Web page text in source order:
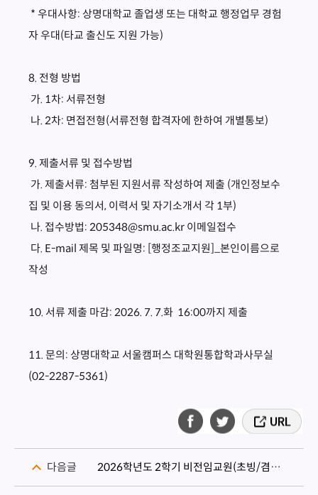
* 우대사항: 상명대학교 졸업생 또는 대학교 행정업무 경험
자 우대(타교 출신도 지원 가능)
8. 전형 방법
가. 1차: 서류전형
나. 2차: 면접전형(서류전형 합격자에 한하여 개별통보)
9. 제출서류 및 접수방법
가. 제출서류: 첨부된 지원서류 작성하여 제출 (개인정보수
집 및 이용 동의서, 이력서 및 자기소개서 각 1부)
나. 접수방법: 205348@smu.ac.kr 이메일접수
다. E-mail 제목 및 파일명: [행정조교지원]_본인이름으로
작성
10. 서류 제출 마감: 2026. 7. 7.화 16:00까지 제출
11. 문의: 상명대학교 서울캠퍼스 대학원통합학과사무실
(02-2287-5361)
다음글 2026학년도 2학기 비전임교원(초빙/겸임) 채용 결과 조회